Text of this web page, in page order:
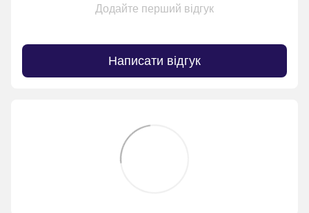
Додайте перший відгук
Написати відгук